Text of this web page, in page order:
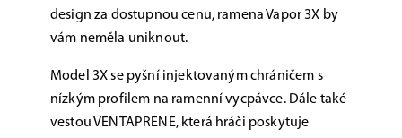
design za dostupnou cenu, ramena Vapor 3X by
vám neměla uniknout.
Model 3X se pyšní injektovaným chráničem s
nízkým profilem na ramenní vycpávce. Dále také
vestou VENTAPRENE, která hráči poskytuje